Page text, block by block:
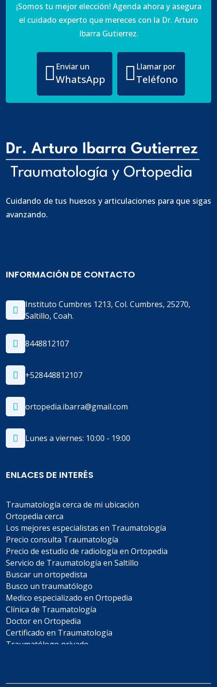
¡Somos tu mejor elección! Agenda ahora y asegura
el cuidado experto que mereces con la Dr. Arturo
Ibarra Gutierrez.
Enviar un
WhatsApp
Llamar por
Teléfono
Cuidando de tus huesos y articulaciones para que sigas
avanzando.
INFORMACIÓN DE CONTACTO
Instituto Cumbres 1213, Col. Cumbres, 25270,
Saltillo, Coah.
8448812107
+528448812107
ortopedia.ibarra@gmail.com
Lunes a viernes: 10:00 - 19:00
ENLACES DE INTERÉS
Traumatología cerca de mi ubicación
Ortopedia cerca
Los mejores especialistas en Traumatología
Precio consulta Traumatología
Precio de estudio de radiología en Ortopedia
Servicio de Traumatología en Saltillo
Buscar un ortopedista
Busco un traumatólogo
Medico especializado en Ortopedia
Clínica de Traumatología
Doctor en Ortopedia
Certificado en Traumatología
Traumatólogo privado